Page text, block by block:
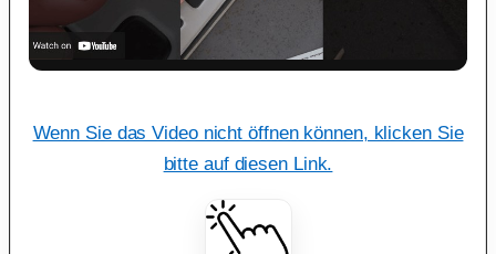
Wenn Sie das Video nicht öffnen können, klicken Sie
bitte auf diesen Link.